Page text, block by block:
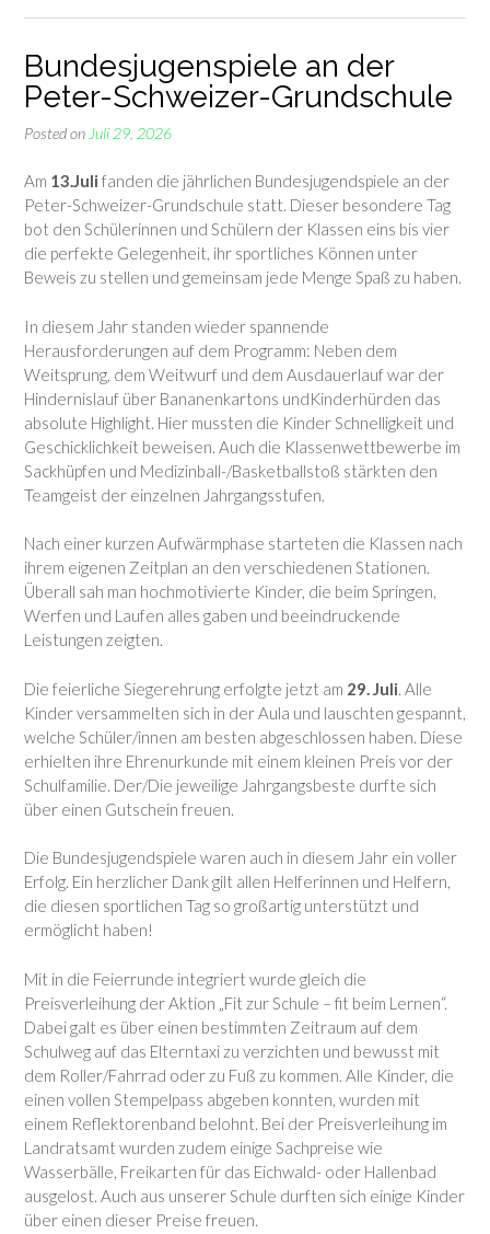
Bundesjugenspiele an der
Peter-Schweizer-Grundschule
Posted on Juli 29, 2026
Am 13.Juli fanden die jährlichen Bundesjugendspiele an der
Peter-Schweizer-Grundschule statt. Dieser besondere Tag
bot den Schülerinnen und Schülern der Klassen eins bis vier
die perfekte Gelegenheit, ihr sportliches Können unter
Beweis zu stellen und gemeinsam jede Menge Spaß zu haben.
In diesem Jahr standen wieder spannende
Herausforderungen auf dem Programm: Neben dem
Weitsprung, dem Weitwurf und dem Ausdauerlauf war der
Hindernislauf über Bananenkartons undKinderhürden das
absolute Highlight. Hier mussten die Kinder Schnelligkeit und
Geschicklichkeit beweisen. Auch die Klassenwettbewerbe im
Sackhüpfen und Medizinball-/Basketballstoß stärkten den
Teamgeist der einzelnen Jahrgangsstufen.
Nach einer kurzen Aufwärmphase starteten die Klassen nach
ihrem eigenen Zeitplan an den verschiedenen Stationen.
Überall sah man hochmotivierte Kinder, die beim Springen,
Werfen und Laufen alles gaben und beeindruckende
Leistungen zeigten.
Die feierliche Siegerehrung erfolgte jetzt am 29. Juli . Alle
Kinder versammelten sich in der Aula und lauschten gespannt,
welche Schüler/innen am besten abgeschlossen haben. Diese
erhielten ihre Ehrenurkunde mit einem kleinen Preis vor der
Schulfamilie. Der/Die jeweilige Jahrgangsbeste durfte sich
über einen Gutschein freuen.
Die Bundesjugendspiele waren auch in diesem Jahr ein voller
Erfolg. Ein herzlicher Dank gilt allen Helferinnen und Helfern,
die diesen sportlichen Tag so großartig unterstützt und
ermöglicht haben!
Mit in die Feierrunde integriert wurde gleich die
Preisverleihung der Aktion „Fit zur Schule – fit beim Lernen“.
Dabei galt es über einen bestimmten Zeitraum auf dem
Schulweg auf das Elterntaxi zu verzichten und bewusst mit
dem Roller/Fahrrad oder zu Fuß zu kommen. Alle Kinder, die
einen vollen Stempelpass abgeben konnten, wurden mit
einem Reflektorenband belohnt. Bei der Preisverleihung im
Landratsamt wurden zudem einige Sachpreise wie
Wasserbälle, Freikarten für das Eichwald- oder Hallenbad
ausgelost. Auch aus unserer Schule durften sich einige Kinder
über einen dieser Preise freuen.